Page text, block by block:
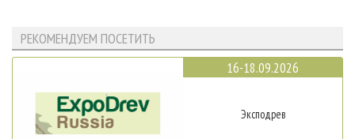
РЕКОМЕНДУЕМ ПОСЕТИТЬ
16-18.09.2026
Эксподрев